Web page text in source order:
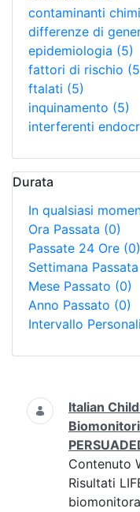
contaminanti
differenze di
epidemiologia (5)
fattori di rischio
ftalati (5)
inquinamento (5)
interferenti
Durata
In qualsiasi
Ora Passata (0)
Passate 24 Ore (0)
Settimana Passata
Mese Passato (0)
Anno Passato (0)
Intervallo
Ricerca
Italian
Contenuto
Risultati